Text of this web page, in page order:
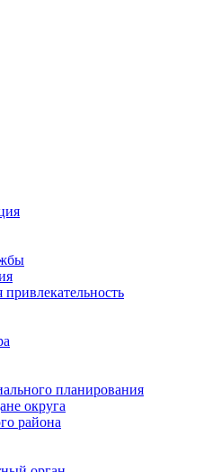
планирования
округа
района